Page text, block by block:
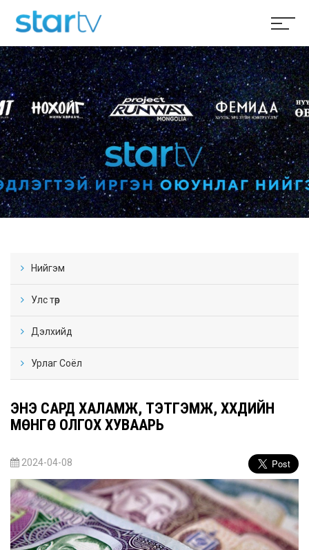
Нийгэм
Улс төр
Дэлхийд
Урлаг Соёл
ЭНЭ САРД ХАЛАМЖ, ТЭТГЭМЖ, ХҮҮХДИЙН
МӨНГӨ ОЛГОХ ХУВААРЬ
2024-04-08